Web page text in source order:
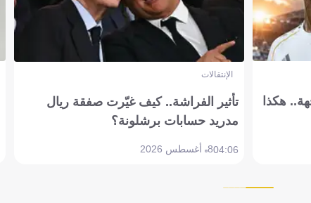
هكذا
الإنتقالات
تأثير الفراشة.. كيف غيّرت صفقة ريال
مدريد حسابات برشلونة؟
04:068 أغسطس 2026